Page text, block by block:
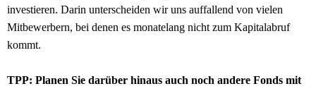
investieren. Darin unterscheiden wir uns auffallend von vielen
Mitbewerbern, bei denen es monatelang nicht zum Kapitalabruf
kommt.
TPP: Planen Sie darüber hinaus auch noch andere Fonds mit